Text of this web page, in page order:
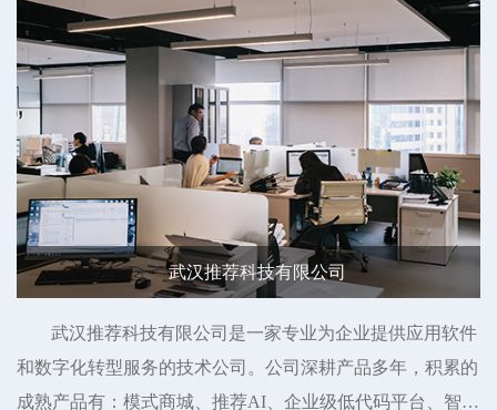
武汉推荐科技有限公司
武汉推荐科技有限公司是一家专业为企业提供应用软件
和数字化转型服务的技术公司。公司深耕产品多年，积累的
成熟产品有：模式商城、推荐AI、企业级低代码平台、智慧